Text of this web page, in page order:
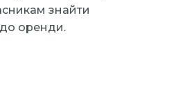
знайти
оренди.